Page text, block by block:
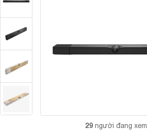
29 người đang xem